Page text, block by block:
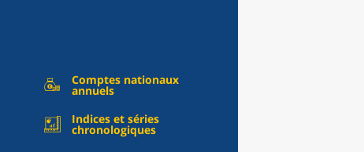
Comptes nationaux
annuels
Indices et séries
chronologiques